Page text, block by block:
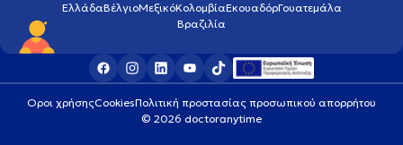
ΕλλάδαΒέλγιοΜεξικόΚολομβίαΕκουαδόρΓουατεμάλα
Βραζιλία
Οροι χρήσηςCookiesΠολιτική προστασίας προσωπικού απορρήτου
© 2026 doctoranytime